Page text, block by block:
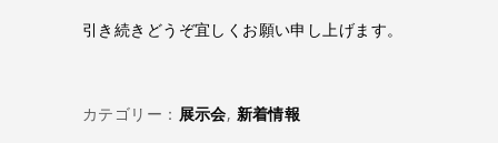
引き続きどうぞ宜しくお願い申し上げます。
カテゴリー： 展示会, 新着情報